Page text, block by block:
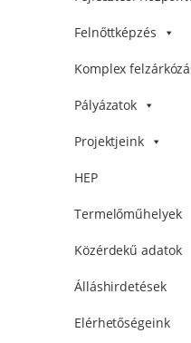
Felnőttképzés
Komplex
Pályázatok
Projektjeink
HEP
Termelőműhelyek
Közérdekű adatok
Álláshirdetések
Elérhetőségeink